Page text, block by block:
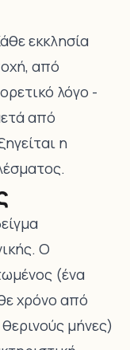
εκκλησία
από
λόγο -
από
η
Ο
(ένα
χρόνο από
μήνες)